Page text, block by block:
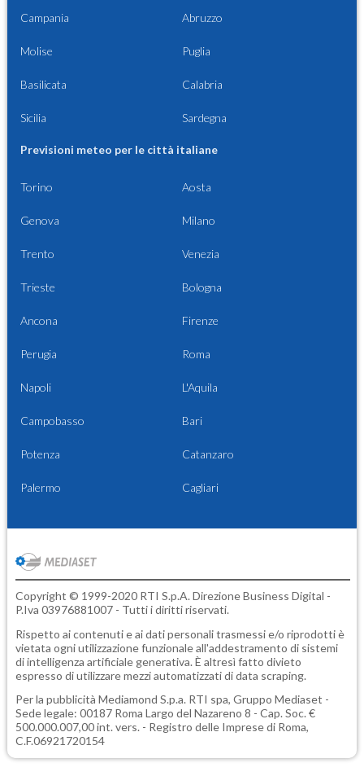
Campania Abruzzo
Molise Puglia
Basilicata Calabria
Sicilia Sardegna
Previsioni meteo per le città italiane
Torino Aosta
Genova Milano
Trento Venezia
Trieste Bologna
Ancona Firenze
Perugia Roma
Napoli L'Aquila
Campobasso Bari
Potenza Catanzaro
Palermo Cagliari
Copyright © 1999-2020 RTI S.p.A. Direzione Business Digital -
P.Iva 03976881007 - Tutti i diritti riservati.
Rispetto ai contenuti e ai dati personali trasmessi e/o riprodotti è
vietata ogni utilizzazione funzionale all'addestramento di sistemi
di intelligenza artificiale generativa. È altresì fatto divieto
espresso di utilizzare mezzi automatizzati di data scraping.
Per la pubblicità Mediamond S.p.a. RTI spa, Gruppo Mediaset -
Sede legale: 00187 Roma Largo del Nazareno 8 - Cap. Soc. €
500.000.007,00 int. vers. - Registro delle Imprese di Roma,
C.F.06921720154